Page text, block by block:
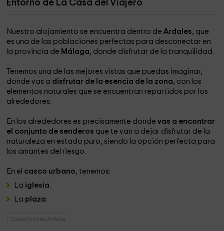
Entorno de La Casa del Viajero
Nuestro alojamiento se encuentra dentro deArdales, que
es una de las poblaciones perfectas para desconectar en
la provincia de Málaga, donde disfrutar de la tranquilidad.
Tenemos una de las mejores vistas que puedas imaginar,
donde vas a disfrutar de la esencia de la zona, con los
elementos naturales que se encuentran repartidos por los
alrededores.
En los alrededores es precisamente dondevas a encontrar
el conjunto de senderos que te van a dejar disfrutar de la
naturaleza en estado puro, siendo la opción perfecta para
los amantes del riesgo.
En el casco urbano, tenemos:
La iglesia.
La plaza.
Casas Rurales Ardales